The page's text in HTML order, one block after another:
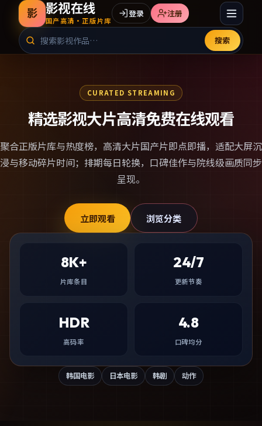
影 影视在线
国产高清·正版片库
搜索
登录 注册
CURATED STREAMING
精选影视大片高清免费在线观看
聚合正版片库与热度榜， 高清大片国产片即点即播，适配大屏沉
浸与移动碎片时间；排期每日轮换，口碑佳作与院线级画质同步
呈现。
立即观看 浏览分类
8K+
片库条目
24/7
更新节奏
HDR
高码率
4.8
口碑均分
韩国电影 日本电影 韩剧 动作